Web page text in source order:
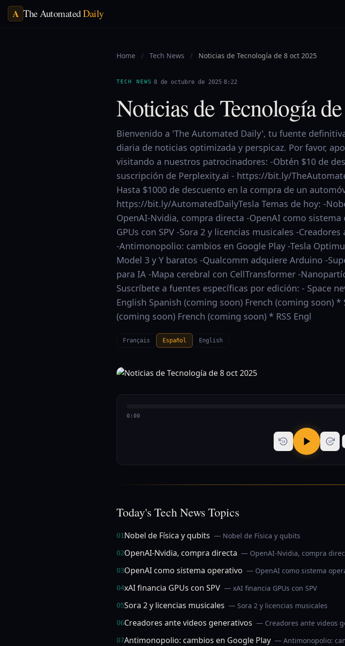
A The AutomatedDaily
Home / Tech News / Noticias de Tecnología de 8 oct 2025
TECH NEWS ·8 de octubre de 2025·8:22
Noticias de Tecnología
Bienvenido a 'The Automated Daily', tu fuente
diaria de noticias optimizada y perspicaz. Por favor,
visitando a nuestros patrocinadores: -Obtén $10 de
suscripción de Perplexity.ai - https://bit.ly/
Hasta $1000 de descuento en la compra de un
https://bit.ly/AutomatedDailyTesla Temas de hoy: -
OpenAI-Nvidia, compra directa -OpenAI como
GPUs con SPV -Sora 2 y licencias musicales -
-Antimonopolio: cambios en Google Play -Tesla
Model 3 y Y baratos -Qualcomm adquiere Arduino -
para IA -Mapa cerebral con CellTransformer -
Suscríbete a fuentes específicas por edición: - Space
English Spanish (coming soon) French (coming soon) *
(coming soon) French (coming soon) * RSS Engl
Français Español English
0:00
15 15
Today's Tech News Topics
01Nobel de Física y qubits — Nobel de Física y qubits
02OpenAI-Nvidia, compra directa — OpenAI-Nvidia, compra
03OpenAI como sistema operativo — OpenAI como sistema
04xAI financia GPUs con SPV — xAI financia GPUs con SPV
05Sora 2 y licencias musicales — Sora 2 y licencias musicales
06Creadores ante videos generativos — Creadores ante videos
07Antimonopolio: cambios en Google Play — Antimonopolio: